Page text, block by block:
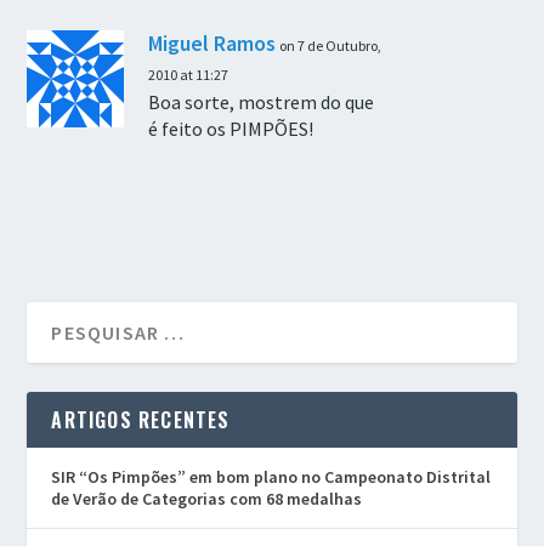
Miguel Ramos on 7 de Outubro,
2010 at 11:27
Boa sorte, mostrem do que
é feito os PIMPÕES!
ARTIGOS RECENTES
SIR “Os Pimpões” em bom plano no Campeonato Distrital
de Verão de Categorias com 68 medalhas